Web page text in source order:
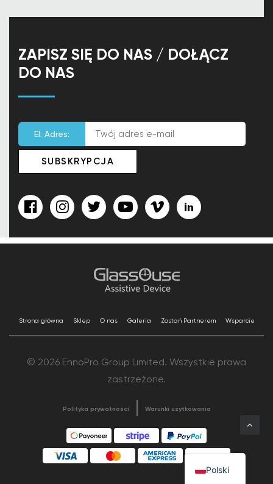
ZAPISZ SIĘ DO NAS / DOŁĄCZ
DO NAS
El. Adres:
Strona główna Sklep O nas Galeria Zostań Partnerem Wsparcie
© 2026 EnnoPro Group Limited. Wszystkie prawa
zastrzeżone.
Polityka prywatności Warunki użytkowania
Polski